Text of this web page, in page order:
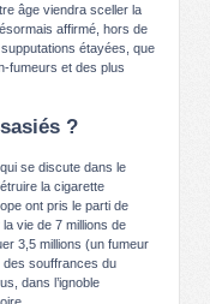
âge viendra sceller la
affirmé, hors de
étayées, que
fumeurs et des plus
?
se discute dans le
la cigarette
ont pris le parti de
vie de 7 millions de
3,5 millions (un fumeur
des souffrances du
dans l’ignoble